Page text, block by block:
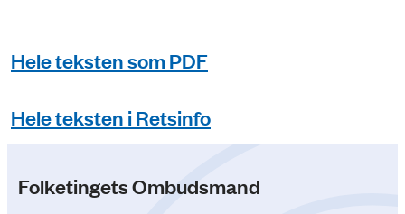
Hele teksten som PDF
Hele teksten i Retsinfo
Folketingets Ombudsmand